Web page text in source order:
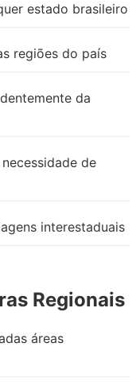
estado brasileiro
regiões do país
da
de
interestaduais
Regionais
áreas